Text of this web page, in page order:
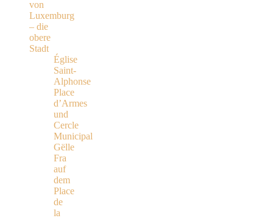
von
Luxemburg
– die
obere
Stadt
Église
Saint-
Alphonse
Place
d’Armes
und
Cercle
Municipal
Gëlle
Fra
auf
dem
Place
de
la